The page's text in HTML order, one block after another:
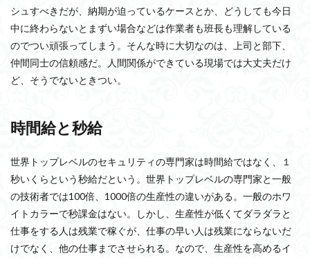
シュすべきだが、納期が迫っているケースとか、どうしても今日
中に終わらないとまずい場合などは作業者も班長も理解している
のでつい頑張ってしまう。そんな時に大切なのは、上司と部下、
仲間同士の信頼感だ。人間関係ができている現場では大丈夫だけ
ど、そうでないときつい。
時間給と秒給
世界トップレベルのセキュリティの専門家は時間給ではなく、１
秒いくらという秒給だという。世界トップレベルの専門家と一般
の技術者では100倍、1000倍の生産性の違いがある。一般のホワ
イトカラーで秒課金はない。しかし、生産性が低くてダラダラと
仕事をする人は残業で稼ぐが、仕事の早い人は残業にならないだ
けでなく、他の仕事までさせられる。なので、生産性を高めるイ